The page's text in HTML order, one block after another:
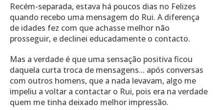
Recém-separada, estava há poucos dias no Felizes
quando recebo uma mensagem do Rui. A diferença
de idades fez com que achasse melhor não
prosseguir, e declinei educadamente o contacto.
Mas a verdade é que uma sensação positiva ficou
daquela curta troca de mensagens... após conversas
com outros homens, que a nada levavam, algo me
impeliu a voltar a contactar o Rui, pois era na verdade
quem me tinha deixado melhor impressão.